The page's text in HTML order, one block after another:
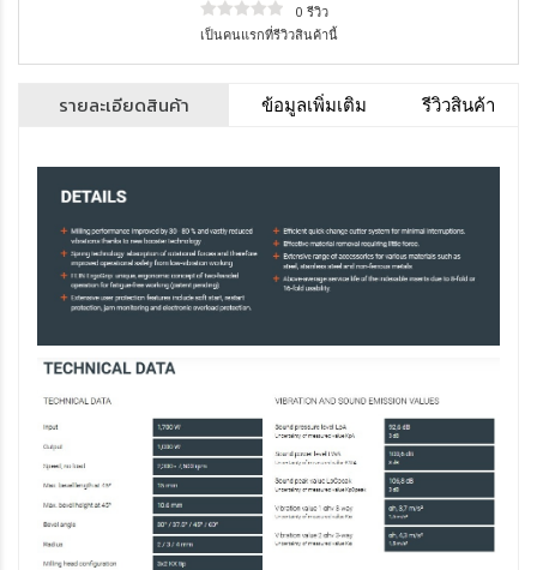
0 รีวิว
เป็นคนแรกที่รีวิวสินค้านี้
รายละเอียดสินค้า ข้อมูลเพิ่มเติม รีวิวสินค้า